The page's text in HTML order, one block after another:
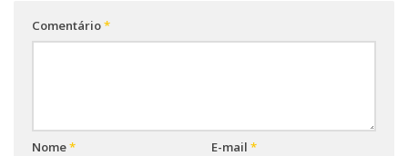
Comentário*
Nome* E-mail *